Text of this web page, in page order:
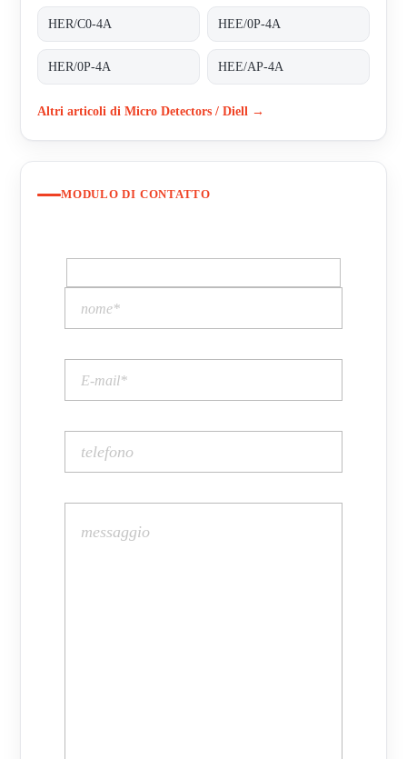
HER/C0-4A HEE/0P-4A
HER/0P-4A HEE/AP-4A
Altri articoli di Micro Detectors / Diell →
MODULO DI CONTATTO